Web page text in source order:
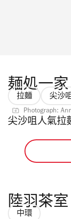
麺処一家
拉麵 尖沙
Photograph:
尖沙咀人氣拉
陸羽茶室
中環